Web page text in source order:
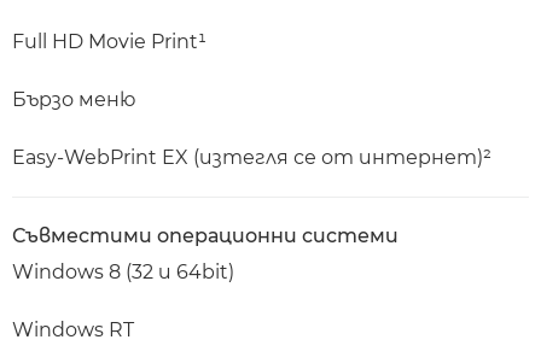
Full HD Movie Print¹
Бързо меню
Easy-WebPrint EX (изтегля се от интернет)²
Съвместими операционни системи
Windows 8 (32 и 64bit)
Windows RT